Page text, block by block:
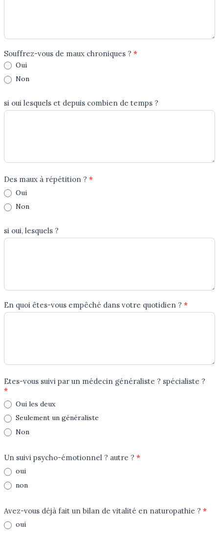
Souffrez-vous de maux chroniques ? *
Oui
Non
si oui lesquels et depuis combien de temps ?
Des maux à répétition ? *
Oui
Non
si oui, lesquels ?
En quoi êtes-vous empêché dans votre quotidien ? *
Etes-vous suivi par un médecin généraliste ? spécialiste ?
*
Oui les deux
Seulement un généraliste
Non
Un suivi psycho-émotionnel ? autre ? *
oui
non
Avez-vous déjà fait un bilan de vitalité en naturopathie ? *
oui